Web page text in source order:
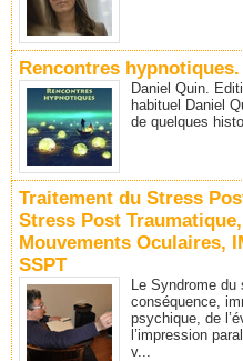
Rencontres hypnotiques.
Daniel Quin.
habituel Daniel
de quelques
Traitement du Stress
Stress Post
Mouvements Oculaires,
SSPT
Le Syndrome
conséquence,
psychique, de
l’impression
v...